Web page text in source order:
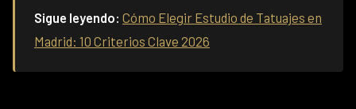
Sigue leyendo: Cómo Elegir Estudio de Tatuajes en
Madrid: 10 Criterios Clave 2026